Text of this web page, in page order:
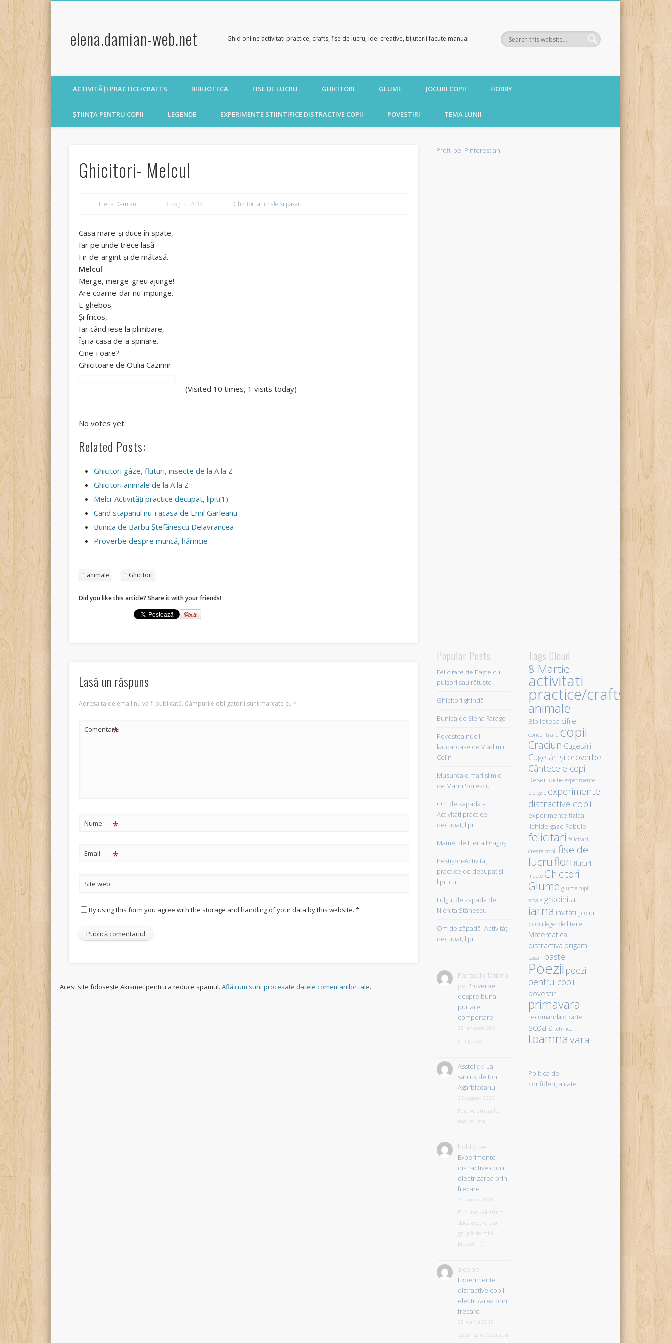
elena.damian-web.net Ghid online activitati practice, crafts, fise de lucru, idei creative, bijuterii facute manual
ACTIVITĂȚI PRACTICE/CRAFTS BIBLIOTECA FISE DE LUCRU GHICITORI GLUME JOCURI COPII HOBBY
ȘTIINȚA PENTRU COPII LEGENDE EXPERIMENTE STIINTIFICE DISTRACTIVE COPII POVESTIRI TEMA LUNII
Ghicitori- Melcul
Elena Damian 1 august 2010 Ghicitori animale si pasari
Casa mare-şi duce în spate,
Iar pe unde trece lasă
Fir de-argint şi de mătasă.
Melcul
Merge, merge-greu ajunge!
Are coarne-dar nu-mpunge.
E ghebos
Şi fricos,
Iar când iese la plimbare,
Îşi ia casa de-a spinare.
Cine-i oare?
Ghicitoare de Otilia Cazimir
(Visited 10 times, 1 visits today)
No votes yet.
Related Posts:
Ghicitori gâze, fluturi, insecte de la A la Z
Ghicitori animale de la A la Z
Melci-Activităţi practice decupat, lipit(1)
Cand stapanul nu-i acasa de Emil Garleanu
Bunica de Barbu Ştefănescu Delavrancea
Proverbe despre muncă, hărnicie
animale Ghicitori
Did you like this article? Share it with your friends!
Lasă un răspuns
Adresa ta de email nu va fi publicată. Câmpurile obligatorii sunt marcate cu*
Comentariu
*
Nume *
Email *
Site web
By using this form you agree with the storage and handling of your data by this website.*
Acest site folosește Akismet pentru a reduce spamul.Află cum sunt procesate datele comentariilor tale.
Profil bei Pinterest an.
Popular Posts
Felicitare de Paște cu
puișori sau rățuște
Ghicitori ghindă
Bunica de Elena Farago
Povestea nucii
laudaroase de Vladimir
Colin
Musuroaie mari si mici
de Marin Sorescu
Om de zapada –
Activitati practice
decupat, lipit
Mamei de Elena Dragoş
Peştişori-Activităţi
practice de decupat şi
lipit cu…
Fulgul de zăpadă de
Nichita Stănescu
Om de zăpadă- Activităţi
decupat, lipit
Patrașcio Tatiana
pe Proverbe
despre buna
purtare,
comportare
28 ianuarie 2021
îmi place
Asstel pe La
săniuş de Ion
Agârbiceanu
31 august 2020
Pai...voiam sa fie
mai scurta. .
hobbype
Experimente
distractive copii
electrizarea prin
frecare
30 aprilie 2020
Bucurați-vă atunci
dacă aveți o așa
grupă de mici
Einstein :)...
alexpe
Experimente
distractive copii
electrizarea prin
frecare
28 martie 2019
Ce simplu! Asta știu
Tags Cloud
8 Martie
activitati
practice/crafts
animale
Biblioteca cifre
concentrare copii
Craciun Cugetări
Cugetări şi proverbe
Cântecele copii
Desen dictie experimente
biologie experimente
distractive copii
experimente fizica
lichide gaze Fabule
felicitari felicitari
create copii fise de
lucruflori fluturi
fructe Ghicitori
Glume glume copii
scoala gradinita
iarna invitatii Jocuri
copii legende litere
Matematica
distractiva origami
pasari paste
Poezii poezii
pentru copii
povestiri
primavara
recomanda o carte
scoala tehnica
toamnavara
Politica de
confidențialitate